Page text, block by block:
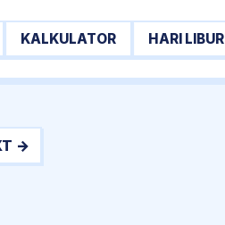
KALKULATOR HARI LIBUR
→